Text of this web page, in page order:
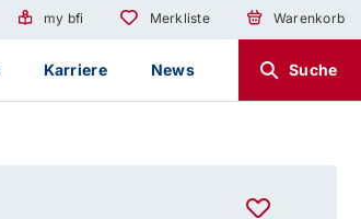
my bfi Merkliste Warenkorb
Karriere News Suche